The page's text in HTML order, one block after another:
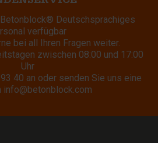
Deutschsprachiges
verfügbar
bei all Ihren Fragen weiter.
zwischen 08:00 und 17:00
Uhr
40 an oder senden Sie uns eine
info@betonblock.com